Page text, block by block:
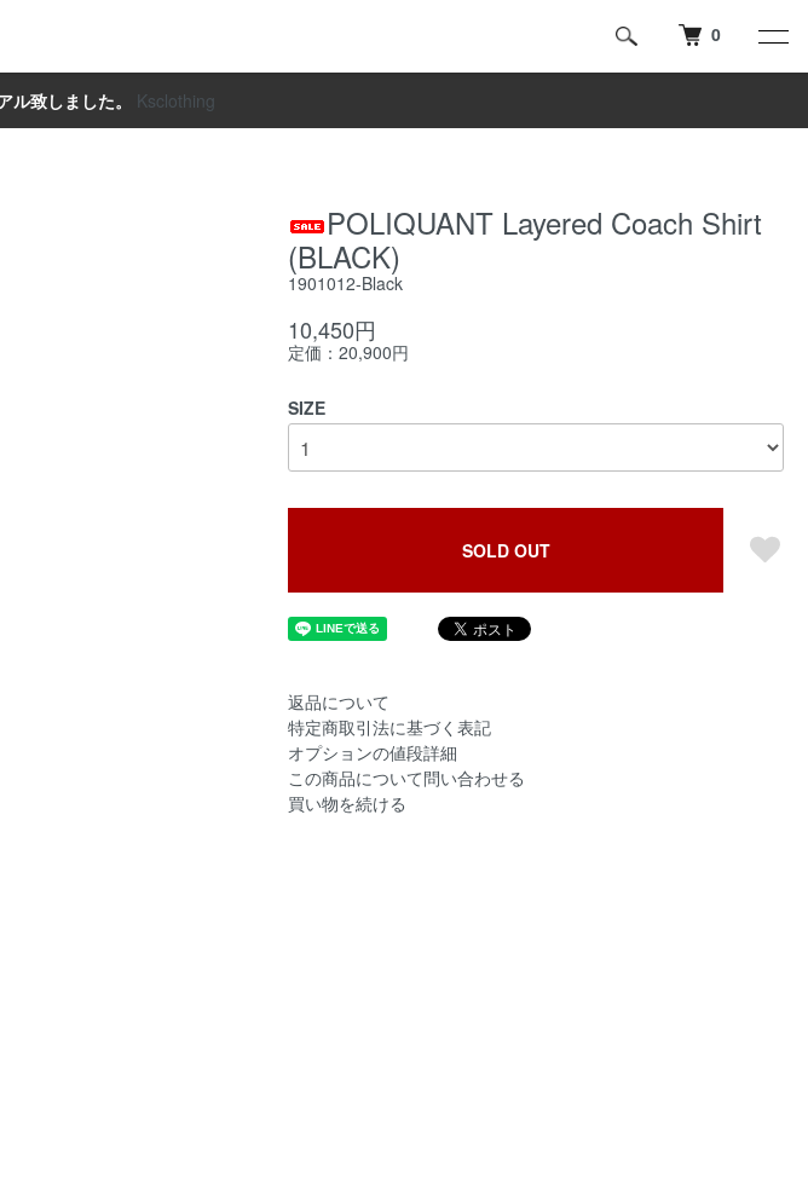
0
致しました。 Ksclothing
POLIQUANT Layered Coach Shirt
(BLACK)
1901012-Black
10,450円
定価：20,900円
SIZE
SOLD OUT
返品について
特定商取引法に基づく表記
オプションの値段詳細
この商品について問い合わせる
買い物を続ける